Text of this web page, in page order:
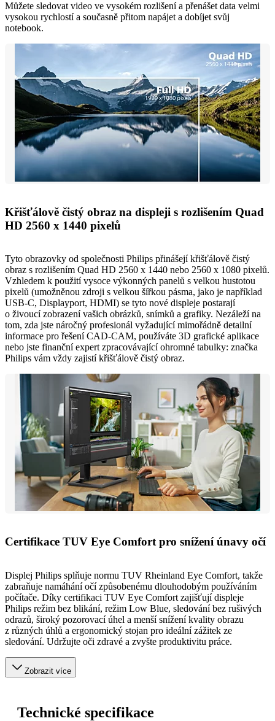
Můžete sledovat video ve vysokém rozlišení a přenášet data velmi
vysokou rychlostí a současně přitom napájet a dobíjet svůj
notebook.
Křišťálově čistý obraz na displeji s rozlišením Quad
HD 2560 x 1440 pixelů
Tyto obrazovky od společnosti Philips přinášejí křišťálově čistý
obraz s rozlišením Quad HD 2560 x 1440 nebo 2560 x 1080 pixelů.
Vzhledem k použití vysoce výkonných panelů s velkou hustotou
pixelů (umožněnou zdroji s velkou šířkou pásma, jako je například
USB-C, Displayport, HDMI) se tyto nové displeje postarají
o živoucí zobrazení vašich obrázků, snímků a grafiky. Nezáleží na
tom, zda jste náročný profesionál vyžadující mimořádně detailní
informace pro řešení CAD-CAM, používáte 3D grafické aplikace
nebo jste finanční expert zpracovávající ohromné tabulky: značka
Philips vám vždy zajistí křišťálově čistý obraz.
Certifikace TUV Eye Comfort pro snížení únavy očí
Displej Philips splňuje normu TUV Rheinland Eye Comfort, takže
zabraňuje namáhání očí způsobenému dlouhodobým používáním
počítače. Díky certifikaci TUV Eye Comfort zajišťují displeje
Philips režim bez blikání, režim Low Blue, sledování bez rušivých
odrazů, široký pozorovací úhel a menší snížení kvality obrazu
z různých úhlů a ergonomický stojan pro ideální zážitek ze
sledování. Udržujte oči zdravé a zvyšte produktivitu práce.
Zobrazit více
Technické specifikace